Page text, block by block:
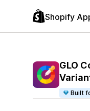
Shopify
GLO
Built